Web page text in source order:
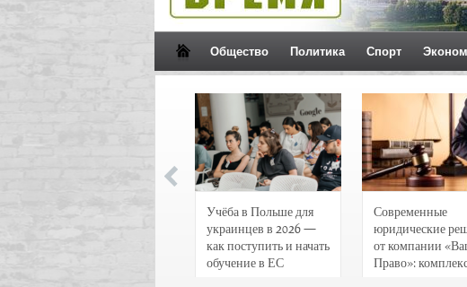
Общество Политика Спорт
Учёба в Польше для
украинцев в 2026 —
как поступить и начать
обучение в ЕС
Современные
юридические
от компании
Право»: